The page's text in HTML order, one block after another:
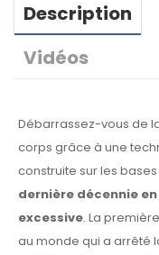
Description
Vidéos
Débarrassez-vous de
corps grâce à une
construite sur les
dernière décennie
excessive. La
au monde qui a arrêté